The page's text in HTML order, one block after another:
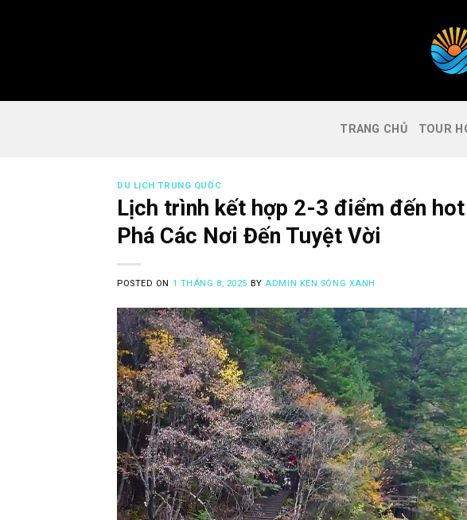
TRANG CHỦ TOUR
DU LỊCH TRUNG QUỐC
Lịch trình kết hợp 2-3 điểm đến hot
Phá Các Nơi Đến Tuyệt Vời
POSTED ON 1 THÁNG 8, 2025 BY ADMIN KEN SÓNG XANH